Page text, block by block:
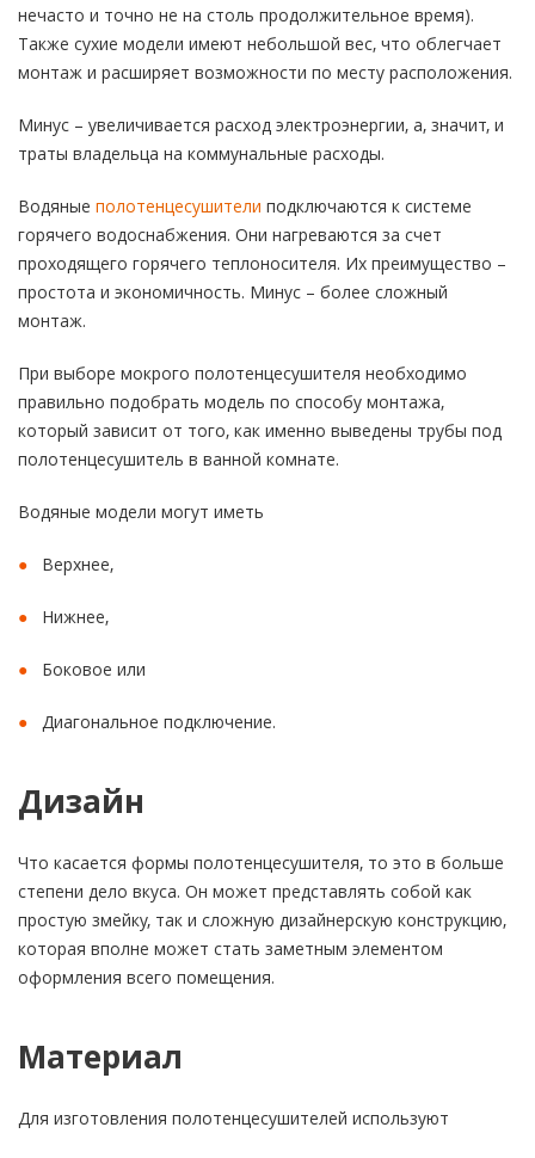
нечасто и точно не на столь продолжительное время).
Также сухие модели имеют небольшой вес, что облегчает
монтаж и расширяет возможности по месту расположения.
Минус – увеличивается расход электроэнергии, а, значит, и
траты владельца на коммунальные расходы.
Водяные полотенцесушители подключаются к системе
горячего водоснабжения. Они нагреваются за счет
проходящего горячего теплоносителя. Их преимущество –
простота и экономичность. Минус – более сложный
монтаж.
При выборе мокрого полотенцесушителя необходимо
правильно подобрать модель по способу монтажа,
который зависит от того, как именно выведены трубы под
полотенцесушитель в ванной комнате.
Водяные модели могут иметь
Верхнее,
Нижнее,
Боковое или
Диагональное подключение.
Дизайн
Что касается формы полотенцесушителя, то это в больше
степени дело вкуса. Он может представлять собой как
простую змейку, так и сложную дизайнерскую конструкцию,
которая вполне может стать заметным элементом
оформления всего помещения.
Материал
Для изготовления полотенцесушителей используют